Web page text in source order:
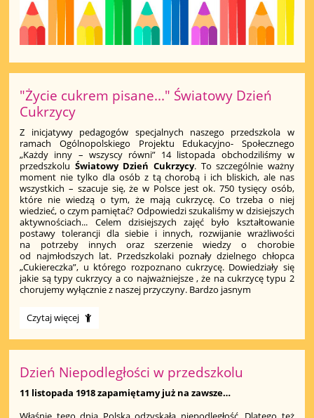
"Życie cukrem pisane..." Światowy Dzień
Cukrzycy
Z inicjatywy pedagogów specjalnych naszego przedszkola w
ramach Ogólnopolskiego Projektu Edukacyjno- Społecznego
„Każdy inny – wszyscy równi” 14 listopada obchodziliśmy w
przedszkolu Światowy Dzień Cukrzycy. To szczególnie ważny
moment nie tylko dla osób z tą chorobą i ich bliskich, ale nas
wszystkich – szacuje się, że w Polsce jest ok. 750 tysięcy osób,
które nie wiedzą o tym, że mają cukrzycę. Co trzeba o niej
wiedzieć, o czym pamiętać? Odpowiedzi szukaliśmy w dzisiejszych
aktywnościach...
Celem dzisiejszych zajęć było kształtowanie
postawy tolerancji dla siebie i innych, rozwijanie wrażliwości
na potrzeby innych oraz szerzenie wiedzy o chorobie
od najmłodszych lat. Przedszkolaki poznały dzielnego chłopca
„Cukiereczka”, u którego rozpoznano cukrzycę. Dowiedziały się
jakie są typy cukrzycy a co najważniejsze , że na cukrzycę typu 2
chorujemy wyłącznie z naszej przyczyny. Bardzo jasnym
"Życie
pisane..."
Dzień
Cukrzycy:
Czytaj więcej
Dzień Niepodległości w przedszkolu
11 listopada 1918 zapamiętamy już na zawsze…